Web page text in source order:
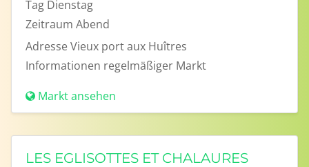
Tag Dienstag
Zeitraum Abend
AdresseVieux port aux Huîtres
Informationen regelmäßiger Markt
Markt ansehen
LES EGLISOTTES ET CHALAURES